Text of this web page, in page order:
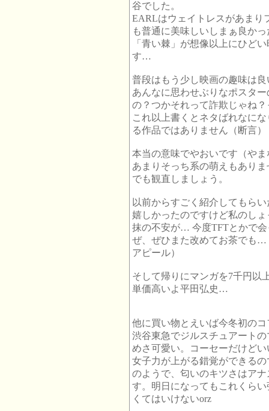
谷でした。
EARLはウェイトレスがあまり
も普通に美味しいしまぁ良か
「青い棘」が想像以上にひど
す…
普段はもう少し映画の趣味は
あんなに思わせぶりなポスタ
の？つかそれって詐欺じゃね
これ以上書くとネタばれなに
る作品ではありません（断言）
本当の意味でやおいです（や
あまりそっち系の萌えもあり
でも観直しましょう。
以前からすごく紹介してもら
嬉しかったのですけど私のし
抹の不安が… 今度TFTとかで
ぜ、ぜひまた改めてお茶でも…
アピール）
そして帰りにマンガを7千円以
単価高いよ平田弘史…
他に買い物とえいば今冬初の
渋谷東急でジルスチュアート
めさ可愛い。コーセーだけどい
女子力が上がる錯覚ができる
のようで、匂いのキツさはア
す。明日になってもこれくら
くてはいけないorz